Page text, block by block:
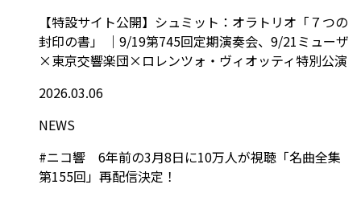
【特設サイト公開】シュミット：オラトリオ「７つの
封印の書」 ｜9/19第745回定期演奏会、9/21ミューザ
×東京交響楽団×ロレンツォ・ヴィオッティ特別公演
2026.03.06
NEWS
#ニコ響 6年前の3月8日に10万人が視聴「名曲全集
第155回」再配信決定！